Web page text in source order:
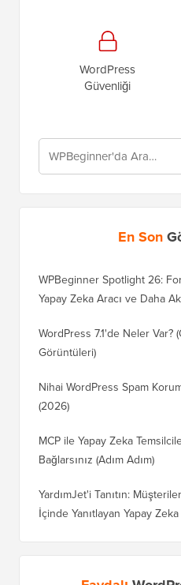
WordPress
Güvenliği
En Son
WPBeginner Spotlight 26:
Yapay Zeka Aracı ve Daha
WordPress 7.1'de Neler Var?
Görüntüleri)
Nihai WordPress Spam
(2026)
MCP ile Yapay Zeka
Bağlarsınız (Adım Adım)
YardımJet'i Tanıtın:
İçinde Yanıtlayan Yapay